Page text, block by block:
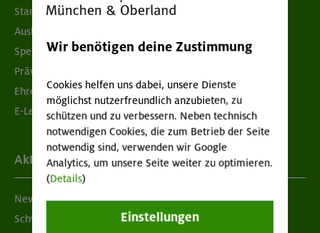
Standorte
Ausbildung & Jobs
Spenden
Prävention sexualisierter Gewalt
Ehrenamtsbörse
E-Learning
Aktuelles
Newsletter
Schwarzes Brett
Wir benötigen deine Zustimmung
Cookies helfen uns dabei, unsere Dienste
möglichst nutzerfreundlich anzubieten, zu
schützen und zu verbessern. Neben technisch
notwendigen Cookies, die zum Betrieb der Seite
notwendig sind, verwenden wir Google
Analytics, um unsere Seite weiter zu optimieren.
(Details)
Einstellungen